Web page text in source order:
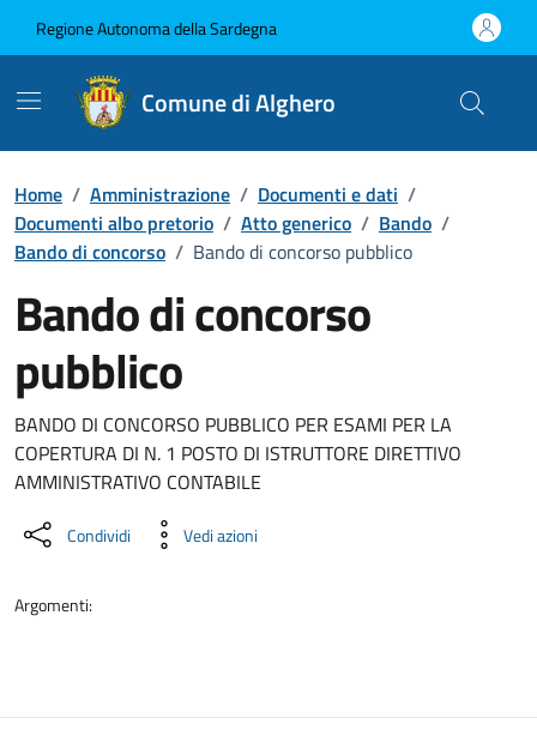
Regione Autonoma della Sardegna
Comune di Alghero
Home / Amministrazione / Documenti e dati /
Documenti albo pretorio / Atto generico / Bando /
Bando di concorso / Bando di concorso pubblico
Bando di concorso
pubblico
Dettaglio del documento
BANDO DI CONCORSO PUBBLICO PER ESAMI PER LA
COPERTURA DI N. 1 POSTO DI ISTRUTTORE DIRETTIVO
AMMINISTRATIVO CONTABILE
Condividi Vedi azioni
Argomenti: